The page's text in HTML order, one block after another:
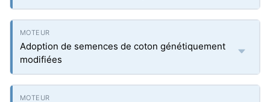
Adoption de semences de coton génétiquement
modifiées